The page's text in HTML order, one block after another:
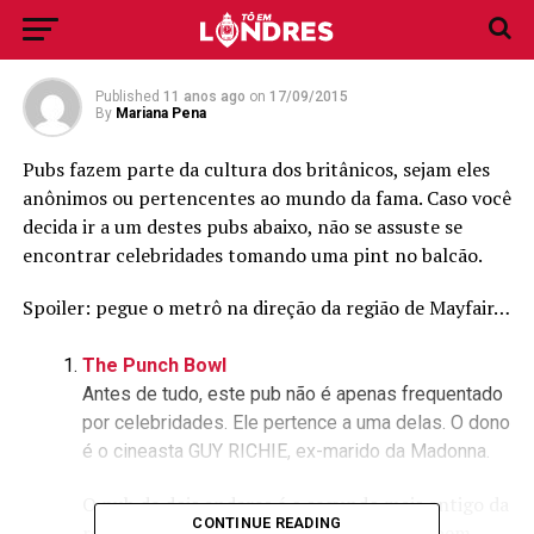
celebridades em Londres
Published 11 anos ago on 17/09/2015
By Mariana Pena
Pubs fazem parte da cultura dos britânicos, sejam eles
anônimos ou pertencentes ao mundo da fama. Caso você
decida ir a um destes pubs abaixo, não se assuste se
encontrar celebridades tomando uma pint no balcão.
Spoiler: pegue o metrô na direção da região de Mayfair…
The Punch Bowl
Antes de tudo, este pub não é apenas frequentado
por celebridades. Ele pertence a uma delas. O dono
é o cineasta GUY RICHIE, ex-marido da Madonna.
O pub de dois andares é o segundo mais antigo da
CONTINUE READING